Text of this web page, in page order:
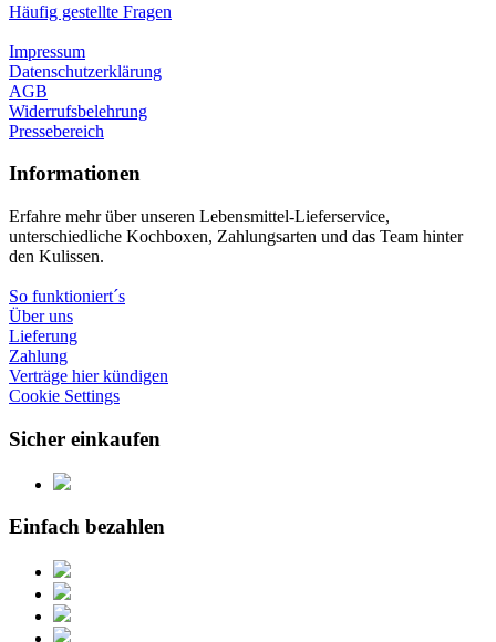
Häufig gestellte Fragen
Impressum
Datenschutzerklärung
AGB
Widerrufsbelehrung
Pressebereich
Informationen
Erfahre mehr über unseren Lebensmittel-Lieferservice,
unterschiedliche Kochboxen, Zahlungsarten und das Team hinter
den Kulissen.
So funktioniert´s
Über uns
Lieferung
Zahlung
Verträge hier kündigen
Cookie Settings
Sicher einkaufen
Einfach bezahlen